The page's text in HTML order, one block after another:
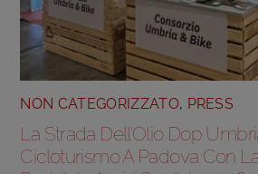
NON CATEGORIZZATO, PRESS
La Strada Dell’Olio Dop
Cicloturismo A Padova Con